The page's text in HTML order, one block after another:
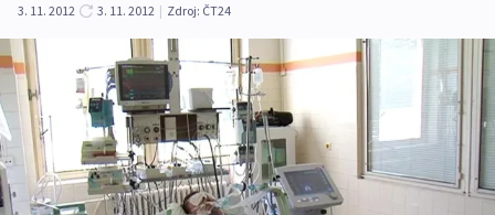
3. 11. 2012
3. 11. 2012 | Zdroj: ČT24